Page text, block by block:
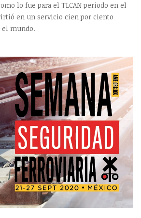
lo fue para el TLCAN periodo en el
en un servicio cien por ciento
mundo.